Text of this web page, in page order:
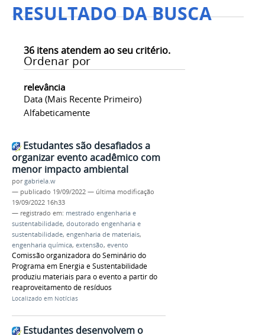
RESULTADO DA BUSCA
36 itens atendem ao seu critério.
Ordenar por
relevância
Data (mais Recente Primeiro)
Alfabeticamente
Estudantes são desafiados a
organizar evento acadêmico com
menor impacto ambiental
porgabriela.w
— publicado 19/09/2022 — última modificação
19/09/2022 16h33
— registrado em: mestrado engenharia e
sustentabilidade, doutorado engenharia e
sustentabilidade, engenharia de materiais,
engenharia química, extensão, evento
Comissão organizadora do Seminário do
Programa em Energia e Sustentabilidade
produziu materiais para o evento a partir do
reaproveitamento de resíduos
Localizado em Notícias
Estudantes desenvolvem o